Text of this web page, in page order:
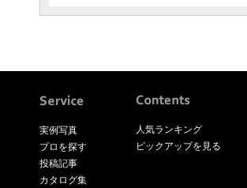
実例写真
プロを探す
投稿記事
カタログ集
人気ランキング
ピックアップを見る